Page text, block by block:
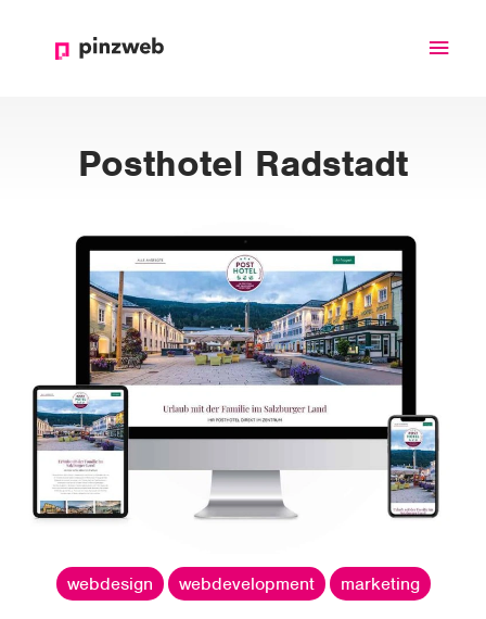
Posthotel Radstadt
webdesign webdevelopment marketing